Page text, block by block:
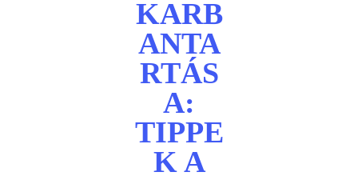
KARB
ANTA
RTÁS
A:
TIPPE
K A